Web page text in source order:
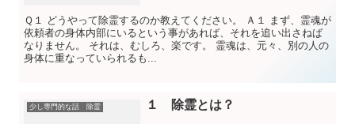
Ｑ１ どうやって除霊するのか教えてください。 Ａ１ まず、霊魂が
依頼者の身体内部にいるという事があれば、それを追い出さねば
なりません。 それは、むしろ、楽です。 霊魂は、元々、別の人の
身体に重なっていられるも...
少し専門的な話 除霊 １ 除霊とは？